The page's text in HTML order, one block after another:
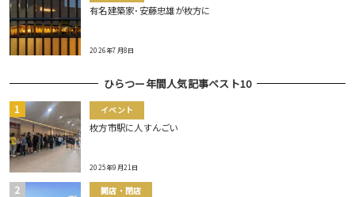
有名建築家･安藤忠雄が枚方に
2026年7月8日
ひらつー年間人気記事ベスト10
イベント
枚方市駅に人すんごい
2025年9月21日
開店・閉店